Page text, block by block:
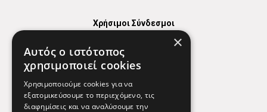
Χρήσιμοι Σύνδεσμοι
Χρήσιμα Τηλέφωνα
Εφημερεύοντα Φαρμακεία
×
Αυτός ο ιστότοπος
χρησιμοποιεί cookies
Χρησιμοποιούμε cookies για να
εξατομικεύσουμε το περιεχόμενο, τις
διαφημίσεις και να αναλύσουμε την